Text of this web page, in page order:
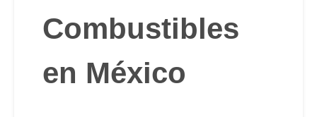
Combustibles
en México